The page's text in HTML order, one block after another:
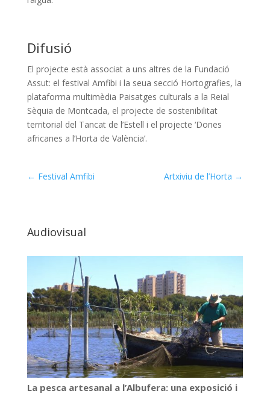
Difusió
El projecte està associat a uns altres de la Fundació
Assut: el festival Amfibi i la seua secció Hortografies, la
plataforma multimèdia Paisatges culturals a la Reial
Sèquia de Montcada, el projecte de sostenibilitat
territorial del Tancat de l’Estell i el projecte ‘Dones
africanes a l’Horta de València’.
← Festival Amfibi Artxiviu de l’Horta →
Audiovisual
La pesca artesanal a l’Albufera: una exposició i